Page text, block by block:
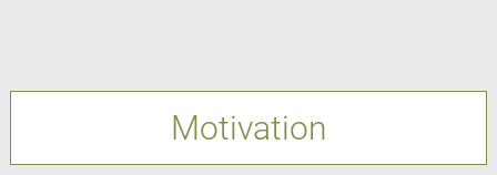
Motivation